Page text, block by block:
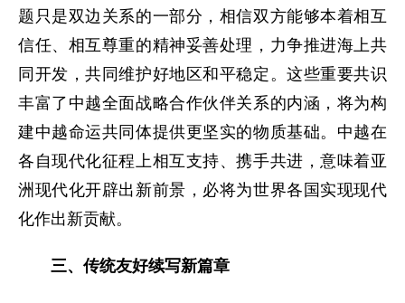
题只是双边关系的一部分，相信双方能够本着相互
信任、相互尊重的精神妥善处理，力争推进海上共
同开发，共同维护好地区和平稳定。这些重要共识
丰富了中越全面战略合作伙伴关系的内涵，将为构
建中越命运共同体提供更坚实的物质基础。中越在
各自现代化征程上相互支持、携手共进，意味着亚
洲现代化开辟出新前景，必将为世界各国实现现代
化作出新贡献。
三、传统友好续写新篇章